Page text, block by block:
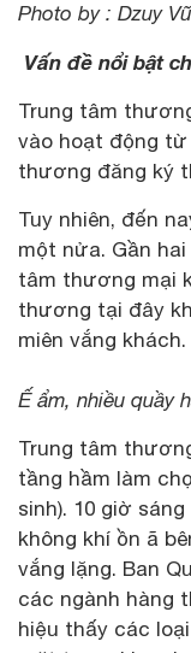
Photo by : Dzuy Vũ
Vấn đề nổi bật
Trung tâm
vào hoạt động từ
thương đăng ký
Tuy nhiên, đến
một nửa. Gần
tâm thương mại
thương tại đây
miên vắng khách.
Ế ẩm, nhiều quầy
Trung tâm
tầng hầm làm
sinh). 10 giờ
không khí ồn ã
vắng lặng. Ban
các ngành hàng
hiệu thấy các